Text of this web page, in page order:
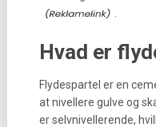
Hvad er
Flydespartel er en
at nivellere gulve og
er selvnivellerende,